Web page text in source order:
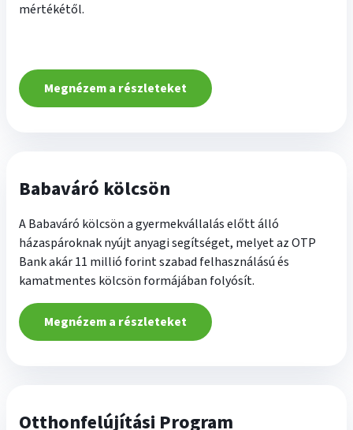
mértékétől.
Megnézem a részleteket
Babaváró kölcsön
A Babaváró kölcsön a gyermekvállalás előtt álló
házaspároknak nyújt anyagi segítséget, melyet az OTP
Bank akár 11 millió forint szabad felhasználású és
kamatmentes kölcsön formájában folyósít.
Megnézem a részleteket
Otthonfelújítási Program